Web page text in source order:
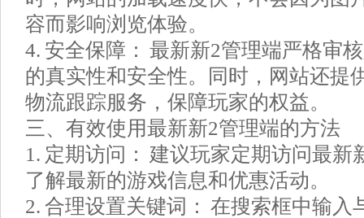
容而影响浏览体验。
4. 安全保障： 最新新2管理端严格审
的真实性和安全性。同时，网站还提
物流跟踪服务，保障玩家的权益。
三、有效使用最新新2管理端的方法
1. 定期访问： 建议玩家定期访问最新
了解最新的游戏信息和优惠活动。
2. 合理设置关键词： 在搜索框中输入